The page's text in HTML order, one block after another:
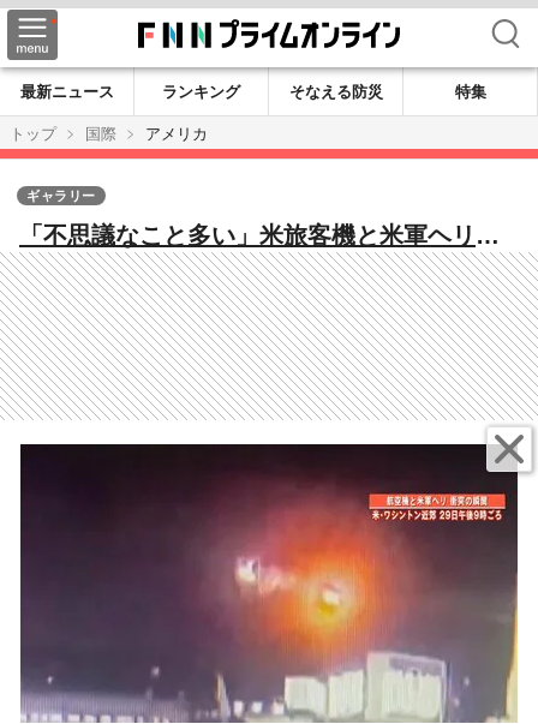
検索
最新ニュース ランキング そなえる防災
特集
トップ
国際 アメリカ
「不思議なこと多い」米旅客機と米軍ヘリ衝
突事故 事故直前のやりとりから見えてく
る“謎” 元JAL機長「日本では考えられな
い」
ギャラリー